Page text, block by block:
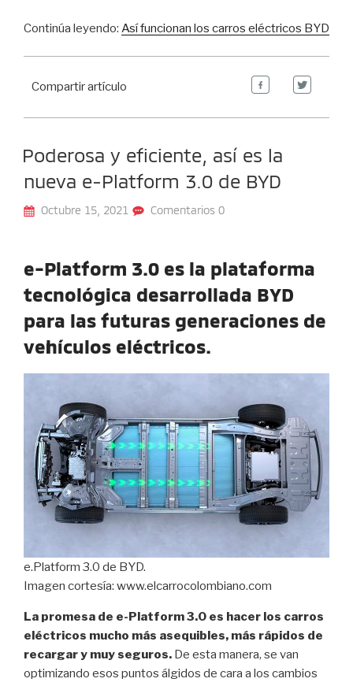
Continúa leyendo: Así funcionan los carros eléctricos BYD
Compartir artículo
Poderosa y eficiente, así es la
nueva e-Platform 3.0 de BYD
Octubre 15, 2021 Comentarios 0
e-Platform 3.0 es la plataforma
tecnológica desarrollada BYD
para las futuras generaciones de
vehículos eléctricos.
e.Platform 3.0 de BYD.
Imagen cortesía: www.elcarrocolombiano.com
La promesa de e-Platform 3.0 es hacer los carros
eléctricos mucho más asequibles, más rápidos de
recargar y muy seguros. De esta manera, se van
optimizando esos puntos álgidos de cara a los cambios